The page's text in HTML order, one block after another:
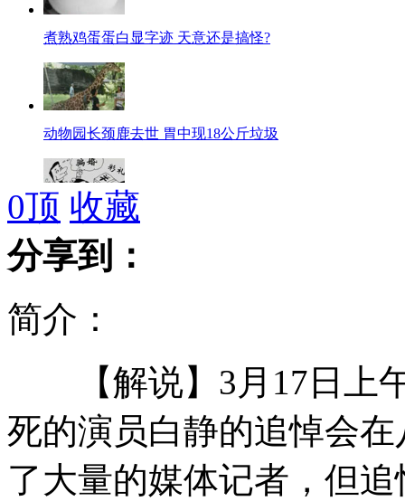
煮熟鸡蛋蛋白显字迹 天意还是搞怪?
动物园长颈鹿去世 胃中现18公斤垃圾
女子为骗彩礼4年结婚10次
印尼8岁男童每天抽烟两包
防快递被虐新招 快递单上写萌语
0顶 收藏
分享到：
简介：
【解说】3月17日上午
死的演员白静的追悼会
了大量的媒体记者，但